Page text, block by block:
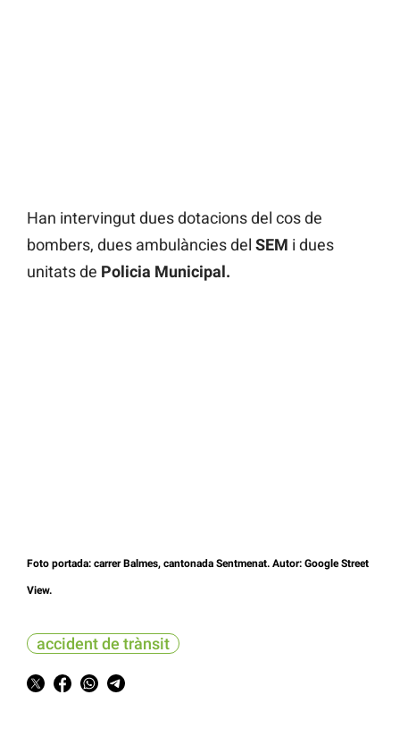
Han intervingut dues dotacions del cos de
bombers, dues ambulàncies del SEM i dues
unitats de Policia Municipal.
Foto portada: carrer Balmes, cantonada Sentmenat. Autor: Google Street
View.
accident de trànsit